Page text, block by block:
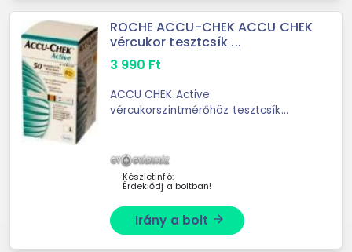
ROCHE ACCU-CHEK ACCU CHEK
vércukor tesztcsík ...
3 990 Ft
ACCU CHEK Active
vércukorszintmérőhöz tesztcsík
50dbAlkalmas: ACCU CHEK ACTIVE
készülékhezKiszerelés : 50db-os
Készletinfó:
Érdeklődj a boltban!
Irány a bolt arrow_forward